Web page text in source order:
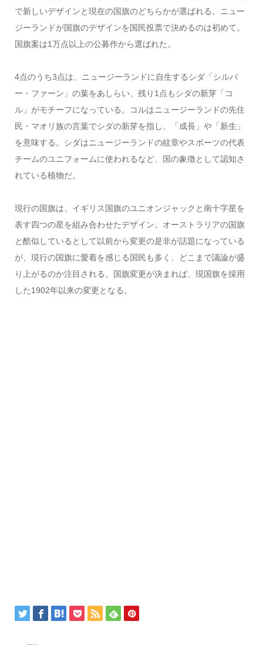
で新しいデザインと現在の国旗のどちらかが選ばれる。ニュー
ジーランドが国旗のデザインを国民投票で決めるのは初めて。
国旗案は1万点以上の公募作から選ばれた。
4点のうち3点は、ニュージーランドに自生するシダ「シルバ
ー・ファーン」の葉をあしらい、残り1点もシダの新芽「コ
ル」がモチーフになっている。コルはニュージーランドの先住
民・マオリ族の言葉でシダの新芽を指し、「成長」や「新生」
を意味する。シダはニュージーランドの紋章やスポーツの代表
チームのユニフォームに使われるなど、国の象徴として認知さ
れている植物だ。
現行の国旗は、イギリス国旗のユニオンジャックと南十字星を
表す四つの星を組み合わせたデザイン。オーストラリアの国旗
と酷似しているとして以前から変更の是非が話題になっている
が、現行の国旗に愛着を感じる国民も多く、どこまで議論が盛
り上がるのか注目される。国旗変更が決まれば、現国旗を採用
した1902年以来の変更となる。